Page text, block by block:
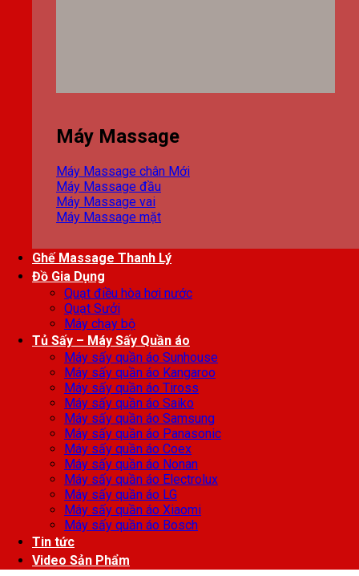
Máy Massage
Máy Massage chân
Máy Massage đầu
Máy Massage vai
Máy Massage mặt
Ghế Massage Thanh Lý
Đồ Gia Dụng
Quạt điều hòa hơi nước
Quạt Sưởi
Máy chạy bộ
Tủ Sấy – Máy Sấy Quần áo
Máy sấy quần áo Sunhouse
Máy sấy quần áo Kangaroo
Máy sấy quần áo Tiross
Máy sấy quần áo Saiko
Máy sấy quần áo Samsung
Máy sấy quần áo Panasonic
Máy sấy quần áo Coex
Máy sấy quần áo Nonan
Máy sấy quần áo Electrolux
Máy sấy quần áo LG
Máy sấy quần áo Xiaomi
Máy sấy quần áo Bosch
Tin tức
Video Sản Phẩm